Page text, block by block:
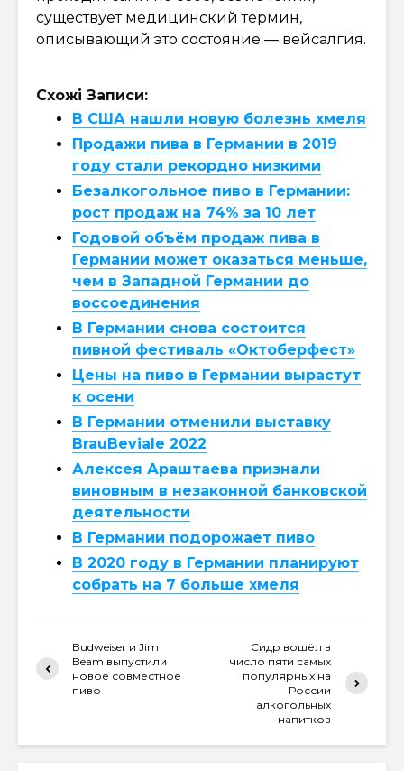
существует медицинский термин,
описывающий это состояние — вейсалгия.
Схожі Записи:
В США нашли новую болезнь хмеля
Продажи пива в Германии в 2019
году стали рекордно низкими
Безалкогольное пиво в Германии:
рост продаж на 74% за 10 лет
Годовой объём продаж пива в
Германии может оказаться меньше,
чем в Западной Германии до
воссоединения
В Германии снова состоится
пивной фестиваль «Октоберфест»
Цены на пиво в Германии вырастут
к осени
В Германии отменили выставку
BrauBeviale 2022
Алексея Араштаева признали
виновным в незаконной банковской
деятельности
В Германии подорожает пиво
В 2020 году в Германии планируют
собрать на 7 больше хмеля
Budweiser и Jim
Beam выпустили
новое совместное
пиво
Сидр вошёл в
число пяти самых
популярных на
России
алкогольных
напитков